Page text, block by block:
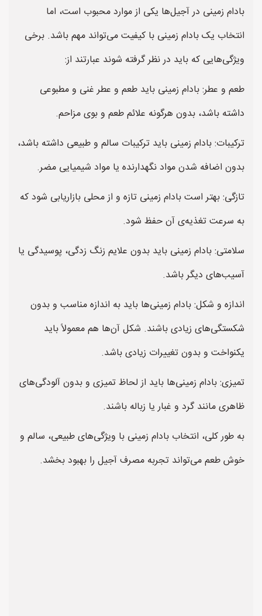
بادام زمینی در آجیل‌ها یکی از موارد محبوب است، اما
انتخاب یک بادام زمینی با کیفیت می‌تواند مهم باشد. برخی
ویژگی‌هایی که باید در نظر گرفته شوند عبارتند از:
طعم و عطر: بادام زمینی باید طعم و عطر غنی و مطبوعی
داشته باشد، بدون هرگونه علائم طعم و بوی مزاحم.
ترکیبات: بادام زمینی باید ترکیبات سالم و طبیعی داشته باشد،
بدون اضافه شدن مواد نگهدارنده یا مواد شیمیایی مضر.
تازگی: بهتر است بادام زمینی تازه و از محلی بازاریابی شود که
به سرعت تغذیه‌ی آن حفظ شود.
سلامتی: بادام زمینی باید بدون علایم زنگ زدگی، پوسیدگی یا
آسیب‌های دیگر باشد.
اندازه و شکل: بادام زمینی‌ها باید به اندازه مناسب و بدون
شکستگی‌های زیادی باشند. شکل آن‌ها هم معمولاً باید
یکنواخت و بدون تغییرات زیادی باشد.
تمیزی: بادام زمینی‌ها باید از لحاظ تمیزی و بدون آلودگی‌های
ظاهری مانند گرد و غبار یا زباله باشند.
به طور کلی، انتخاب بادام زمینی با ویژگی‌های طبیعی، سالم و
خوش طعم می‌تواند تجربه مصرف آجیل را بهبود بخشد.